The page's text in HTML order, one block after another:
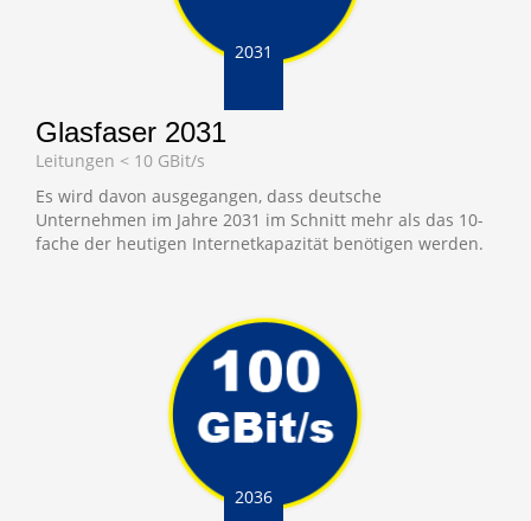
2031
Glasfaser 2031
Leitungen < 10 GBit/s
Es wird davon ausgegangen, dass deutsche
Unternehmen im Jahre 2031 im Schnitt mehr als das 10-
fache der heutigen Internetkapazität benötigen werden.
2036